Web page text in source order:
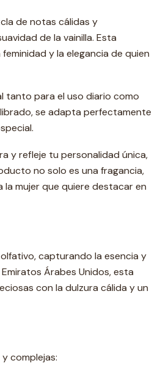
de notas cálidas y
de la vainilla. Esta
y la elegancia de quien
tanto para el uso diario como
se adapta perfectamente
y refleje tu personalidad única,
no solo es una fragancia,
mujer que quiere destacar en
capturando la esencia y
Árabes Unidos, esta
con la dulzura cálida y un
complejas: